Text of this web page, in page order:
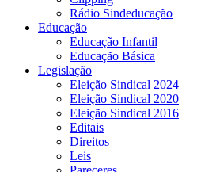
Rádio Sindeducação
Educação
Educação Infantil
Educação Básica
Legislação
Eleição Sindical 2024
Eleição Sindical 2020
Eleição Sindical 2016
Editais
Direitos
Leis